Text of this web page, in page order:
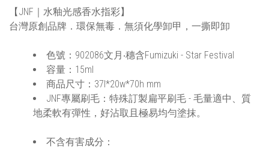
【JNF｜水釉光感香水指彩】
台灣原創品牌．環保無毒．無須化學卸甲，一撕即卸
色號：902086文月‧穗含Fumizuki - Star Festival
容量：15ml
商品尺寸：37l*20w*70h mm
JNF專屬刷毛：特殊訂製扁平刷毛 - 毛量適中、質
地柔軟有彈性，好沾取且極易均勻塗抹。
不含有害成分：